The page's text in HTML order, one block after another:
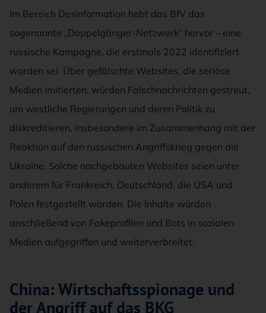
Im Bereich Desinformation hebt das BfV das
sogenannte „Doppelgänger-Netzwerk” hervor – eine
russische Kampagne, die erstmals 2022 identifiziert
worden sei. Über gefälschte Websites, die seriöse
Medien imitierten, würden Falschnachrichten gestreut,
um westliche Regierungen und deren Politik zu
diskreditieren, insbesondere im Zusammenhang mit der
Reaktion auf den russischen Angriffskrieg gegen die
Ukraine. Solche nachgebauten Websites seien unter
anderem für Frankreich, Deutschland, die USA und
Polen festgestellt worden. Die Inhalte würden
anschließend von Fakeprofilen und Bots in sozialen
Medien aufgegriffen und weiterverbreitet.
China: Wirtschaftsspionage und
der Angriff auf das BKG